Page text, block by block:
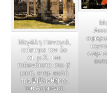
Μεγάλη Παναγιά,
κτίστηκε τον 5ο
αι. μ.Χ. και
πιθανότατα στο β’
μισό, στην αυλή
της Βιβλιοθήκης
του Αδριανού
στην